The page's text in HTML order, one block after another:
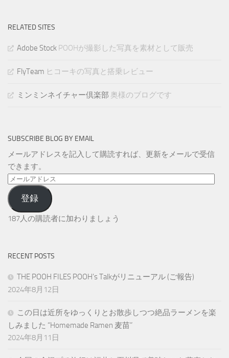
RELATED SITES
Adobe Stock POOHが撮影した写真を素材として販売
FlyTeam ヒコーキの写真と搭乗レビュー
ミンミンネイチャー倶楽部 奥様のブログです
SUBSCRIBE BLOG BY EMAIL
メールアドレスを記入して購読すれば、更新をメールで受信
できます。
メ
ー
ル
ア
ス
登録
187人の購読者に加わりましょう
RECENT POSTS
THE POOH FILES POOH’s Talkがリニューアル (ご報告)
2024年8月12日
この日は近所をゆっくりとお散歩しつつ絶品ラーメンを楽
しみました “Homemade Ramen 麦苗”
2024年8月11日